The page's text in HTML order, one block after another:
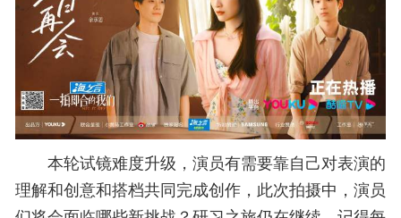
本轮试镜难度升级，演员有需要靠自己对表演的
理解和创意和搭档共同完成创作，此次拍摄中，演员